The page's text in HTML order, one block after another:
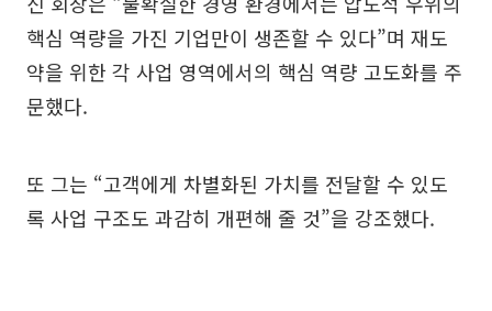
핵심 역량을 가진 기업만이 생존할 수 있다”며 재도
약을 위한 각 사업 영역에서의 핵심 역량 고도화를 주
문했다.
또 그는 “고객에게 차별화된 가치를 전달할 수 있도
록 사업 구조도 과감히 개편해 줄 것”을 강조했다.